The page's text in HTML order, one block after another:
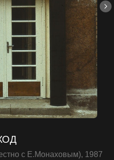
с Е.Монаховым), 1987